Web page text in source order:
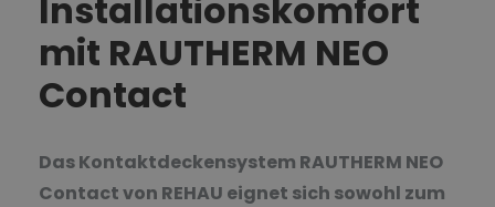
Installationskomfort
mit RAUTHERM NEO
Contact
Das Kontaktdeckensystem RAUTHERM NEO
Contact von REHAU eignet sich sowohl zum